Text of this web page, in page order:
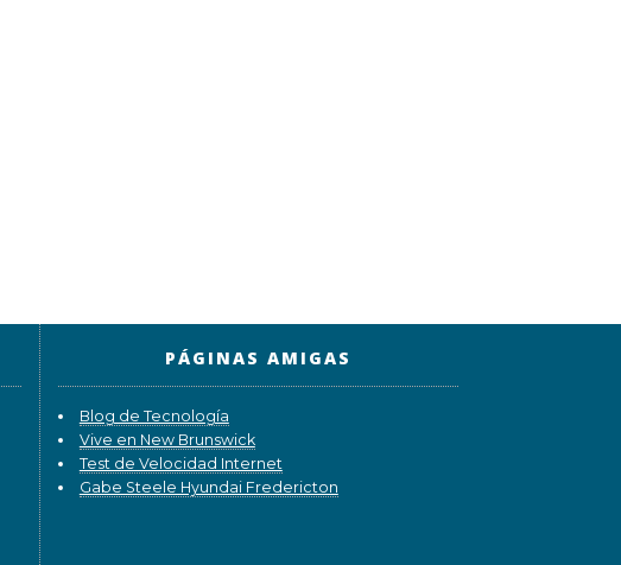
PÁGINAS AMIGAS
Blog de Tecnología
Vive en New Brunswick
Test de Velocidad Internet
Gabe Steele Hyundai Fredericton